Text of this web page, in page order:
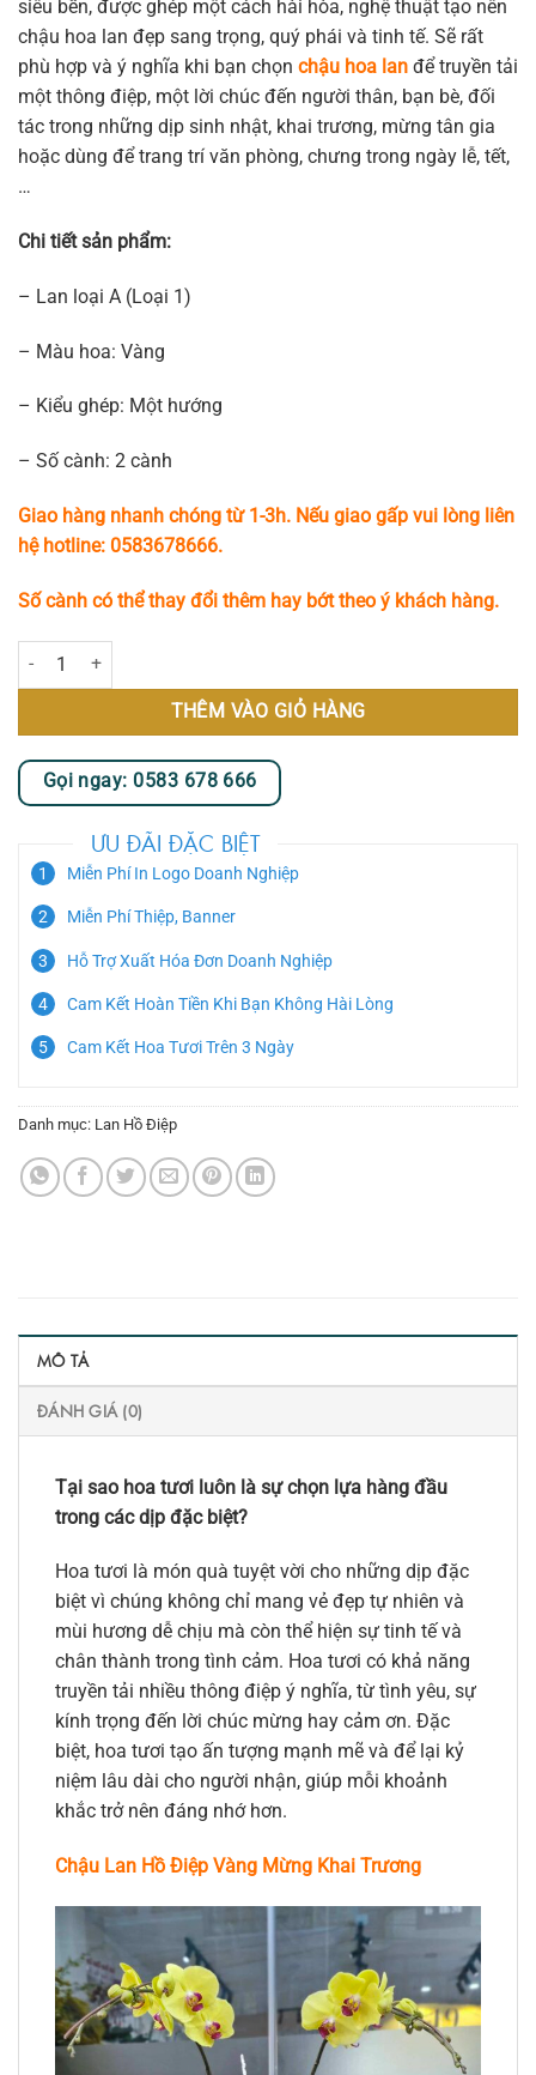
siêu bền, được ghép một cách hài hòa, nghệ thuật tạo nên
chậu hoa lan đẹp sang trọng, quý phái và tinh tế. Sẽ rất
phù hợp và ý nghĩa khi bạn chọn chậu hoa lan để truyền tải
một thông điệp, một lời chúc đến người thân, bạn bè, đối
tác trong những dịp sinh nhật, khai trương, mừng tân gia
hoặc dùng để trang trí văn phòng, chưng trong ngày lễ, tết,
…
Chi tiết sản phẩm:
– Lan loại A (Loại 1)
– Màu hoa: Vàng
– Kiểu ghép: Một hướng
– Số cành: 2 cành
Giao hàng nhanh chóng từ 1-3h. Nếu giao gấp vui lòng liên
hệ hotline: 0583678666.
Số cành có thể thay đổi thêm hay bớt theo ý khách hàng.
Chậu Lan Hồ Điệp Vàng Mừng Khai Trương số lượng
THÊM VÀO GIỎ HÀNG
Gọi ngay: 0583 678 666
ƯU ĐÃI ĐẶC BIỆT
Miễn Phí In Logo Doanh Nghiệp
Miễn Phí Thiệp, Banner
Hỗ Trợ Xuất Hóa Đơn Doanh Nghiệp
Cam Kết Hoàn Tiền Khi Bạn Không Hài Lòng
Cam Kết Hoa Tươi Trên 3 Ngày
Danh mục: Lan Hồ Điệp
MÔ TẢ
ĐÁNH GIÁ (0)
Tại sao hoa tươi luôn là sự chọn lựa hàng đầu
trong các dịp đặc biệt?
Hoa tươi là món quà tuyệt vời cho những dịp đặc
biệt vì chúng không chỉ mang vẻ đẹp tự nhiên và
mùi hương dễ chịu mà còn thể hiện sự tinh tế và
chân thành trong tình cảm. Hoa tươi có khả năng
truyền tải nhiều thông điệp ý nghĩa, từ tình yêu, sự
kính trọng đến lời chúc mừng hay cảm ơn. Đặc
biệt, hoa tươi tạo ấn tượng mạnh mẽ và để lại kỷ
niệm lâu dài cho người nhận, giúp mỗi khoảnh
khắc trở nên đáng nhớ hơn.
Chậu Lan Hồ Điệp Vàng Mừng Khai Trương